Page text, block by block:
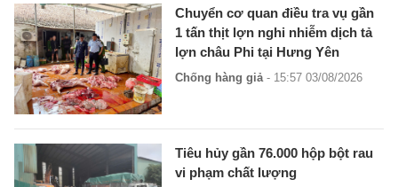
Chuyển cơ quan điều tra vụ gần
1 tấn thịt lợn nghi nhiễm dịch tả
lợn châu Phi tại Hưng Yên
Chống hàng giả- 15:57 03/08/2026
Tiêu hủy gần 76.000 hộp bột rau
vi phạm chất lượng